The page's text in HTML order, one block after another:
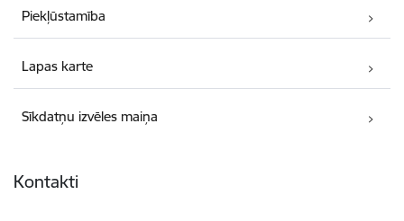
Piekļūstamība
Lapas karte
Sīkdatņu izvēles maiņa
Kontakti